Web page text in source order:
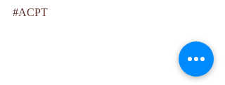
#ACPT